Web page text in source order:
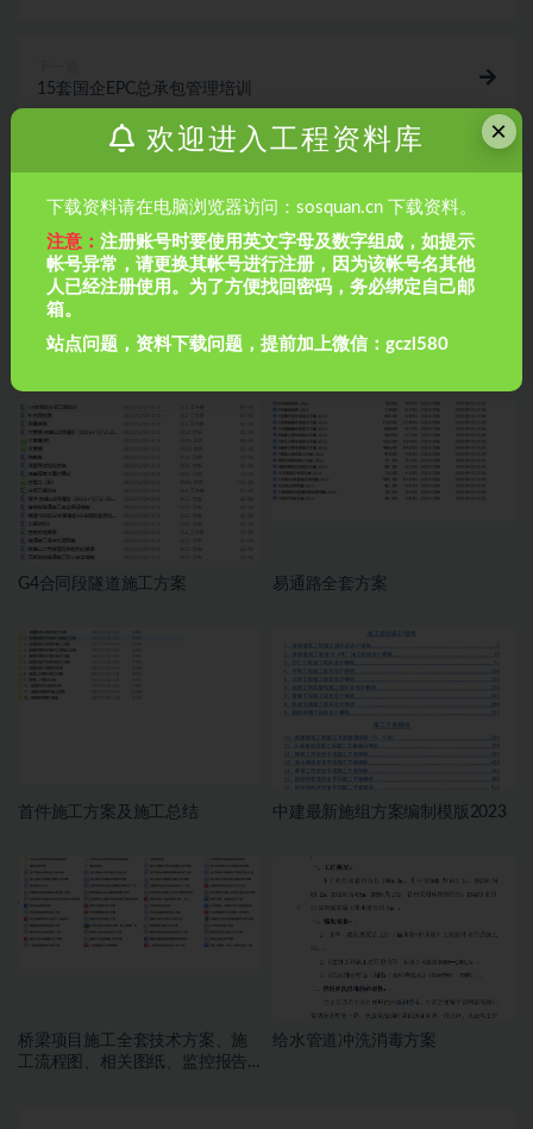
15套国企EPC总承包管理培训
50套项目工法样板策划方案 河道围堰及便道施工方案
G4合同段隧道施工方案 易通路全套方案
首件施工方案及施工总结 中建最新施组方案编制模版2023
桥梁项目施工全套技术方案、施
工流程图、相关图纸、监控报告
给水管道冲洗消毒方案
×
欢迎进入工程资料库
下载资料请在电脑浏览器访问：sosquan.cn 下载资料。
注意：注册账号时要使用英文字母及数字组成，如提示
帐号异常，请更换其帐号进行注册，因为该帐号名其他
人已经注册使用。为了方便找回密码，务必绑定自己邮
箱。
站点问题，资料下载问题，提前加上微信：gczl580